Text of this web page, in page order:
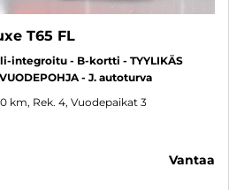
T65 FL
integroitu - B-kortti - TYYLIKÄS
- J. autoturva
km, Rek. 4, Vuodepaikat 3
vantaa